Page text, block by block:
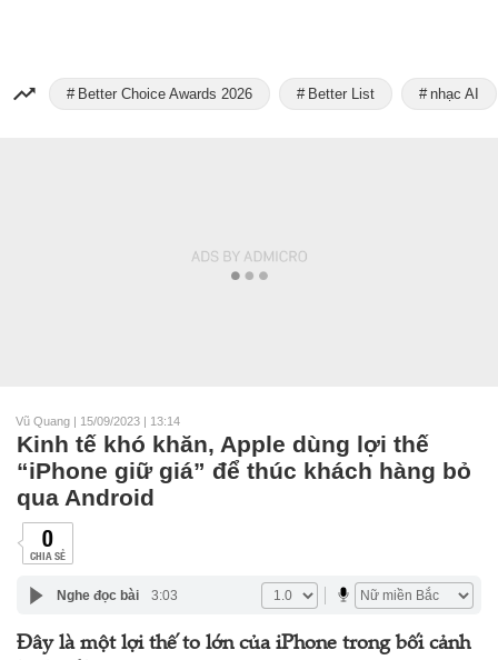
Better Choice Awards 2026 Better List nhạc AI
Vũ Quang | 15/09/2023 | 13:14
Kinh tế khó khăn, Apple dùng lợi thế
“iPhone giữ giá” để thúc khách hàng bỏ
qua Android
0
CHIA SẺ
Nghe đọc bài 3:03
Đây là một lợi thế to lớn của iPhone trong bối cảnh